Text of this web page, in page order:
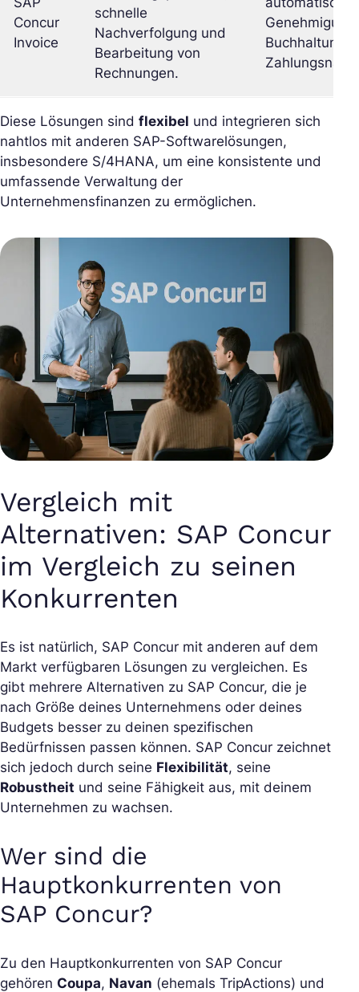
Concur
Invoice
schnelle
Nachverfolgung und
Bearbeitung von
Rechnungen.
Diese Lösungen sind flexibel und integrieren sich
nahtlos mit anderen SAP-Softwarelösungen,
insbesondere S/4HANA, um eine konsistente und
umfassende Verwaltung der
Unternehmensfinanzen zu ermöglichen.
Vergleich mit
Alternativen: SAP Concur
im Vergleich zu seinen
Konkurrenten
Es ist natürlich, SAP Concur mit anderen auf dem
Markt verfügbaren Lösungen zu vergleichen. Es
gibt mehrere Alternativen zu SAP Concur, die je
nach Größe deines Unternehmens oder deines
Budgets besser zu deinen spezifischen
Bedürfnissen passen können. SAP Concur zeichnet
sich jedoch durch seine Flexibilität, seine
Robustheit und seine Fähigkeit aus, mit deinem
Unternehmen zu wachsen.
Wer sind die
Hauptkonkurrenten von
SAP Concur?
Zu den Hauptkonkurrenten von SAP Concur
gehören Coupa, Navan (ehemals TripActions) und